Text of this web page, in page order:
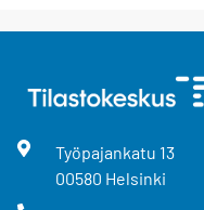
Työpajankatu 13
00580 Helsinki